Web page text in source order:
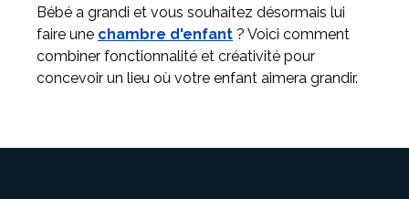
Bébé a grandi et vous souhaitez désormais lui
faire une chambre d'enfant ? Voici comment
combiner fonctionnalité et créativité pour
concevoir un lieu où votre enfant aimera grandir.